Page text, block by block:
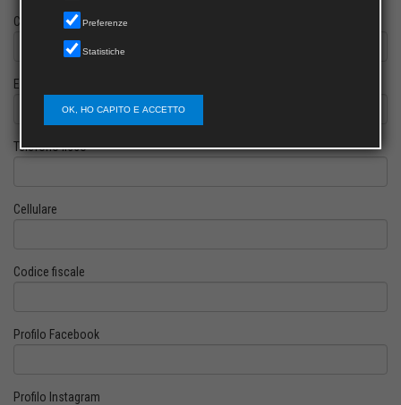
Cognome
E-mail
Telefono fisso
Cellulare
Codice fiscale
Profilo Facebook
Profilo Instagram
Preferenze
Statistiche
OK, HO CAPITO E ACCETTO